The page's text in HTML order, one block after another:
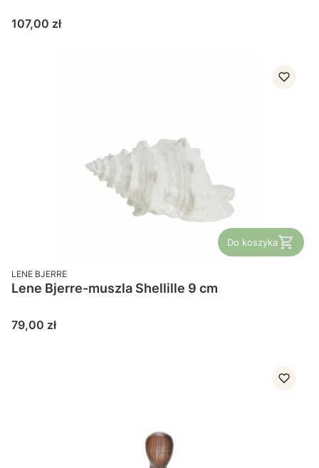
Cena
107,00 zł
Do koszyka
PRODUCENT
LENE BJERRE
Lene Bjerre-muszla Shellille 9 cm
Cena
79,00 zł